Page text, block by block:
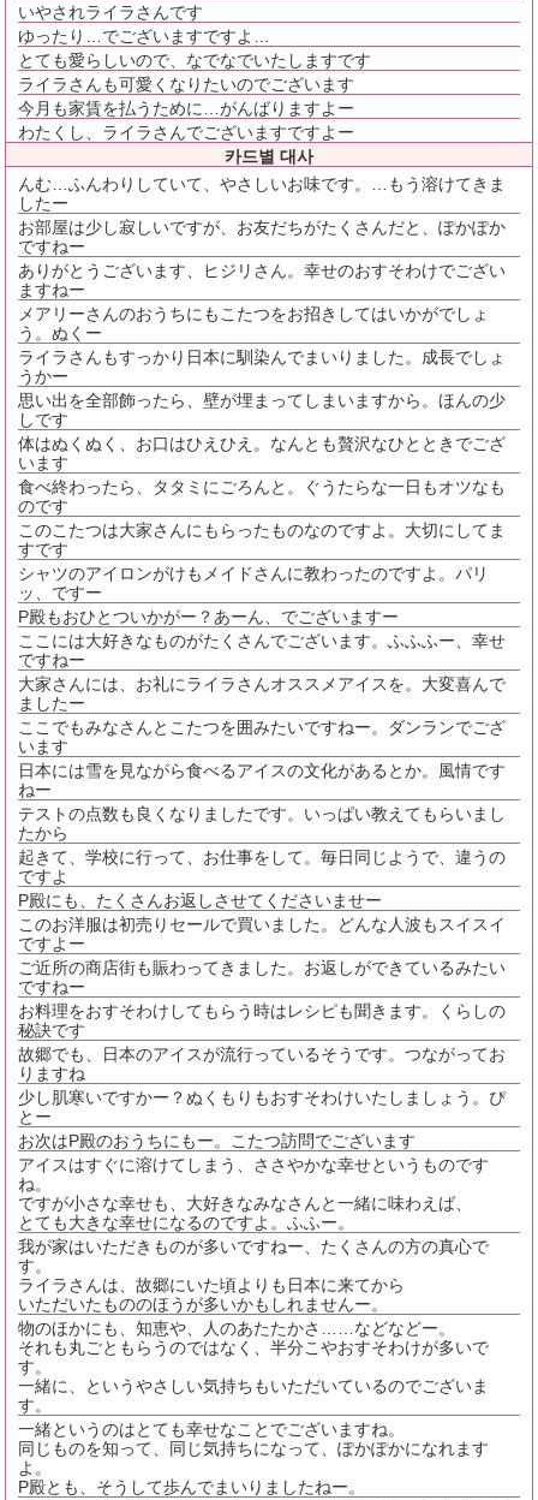
いやされライラさんです
ゆったり…でございますですよ…
とても愛らしいので、なでなでいたしますです
ライラさんも可愛くなりたいのでございます
今月も家賃を払うために…がんばりますよー
わたくし、ライラさんでございますですよー
카드별 대사
んむ…ふんわりしていて、やさしいお味です。…もう溶けてきま
したー
お部屋は少し寂しいですが、お友だちがたくさんだと、ぽかぽか
ですねー
ありがとうございます、ヒジリさん。幸せのおすそわけでござい
ますねー
メアリーさんのおうちにもこたつをお招きしてはいかがでしょ
う。ぬくー
ライラさんもすっかり日本に馴染んでまいりました。成長でしょ
うかー
思い出を全部飾ったら、壁が埋まってしまいますから。ほんの少
しです
体はぬくぬく、お口はひえひえ。なんとも贅沢なひとときでござ
います
食べ終わったら、タタミにごろんと。ぐうたらな一日もオツなも
のです
このこたつは大家さんにもらったものなのですよ。大切にしてま
すです
シャツのアイロンがけもメイドさんに教わったのですよ。パリ
ッ、ですー
P殿もおひとついかがー？あーん、でございますー
ここには大好きなものがたくさんでございます。ふふふー、幸せ
ですねー
大家さんには、お礼にライラさんオススメアイスを。大変喜んで
ましたー
ここでもみなさんとこたつを囲みたいですねー。ダンランでござ
います
日本には雪を見ながら食べるアイスの文化があるとか。風情です
ねー
テストの点数も良くなりましたです。いっぱい教えてもらいまし
たから
起きて、学校に行って、お仕事をして。毎日同じようで、違うの
ですよ
P殿にも、たくさんお返しさせてくださいませー
このお洋服は初売りセールで買いました。どんな人波もスイスイ
ですよー
ご近所の商店街も賑わってきました。お返しができているみたい
ですねー
お料理をおすそわけしてもらう時はレシピも聞きます。くらしの
秘訣です
故郷でも、日本のアイスが流行っているそうです。つながってお
りますね
少し肌寒いですかー？ぬくもりもおすそわけいたしましょう。ぴ
とー
お次はP殿のおうちにもー。こたつ訪問でございます
アイスはすぐに溶けてしまう、ささやかな幸せというものです
ね。
ですが小さな幸せも、大好きなみなさんと一緒に味わえば、
とても大きな幸せになるのですよ。ふふー。
我が家はいただきものが多いですねー、たくさんの方の真心で
す。
ライラさんは、故郷にいた頃よりも日本に来てから
いただいたもののほうが多いかもしれませんー。
物のほかにも、知恵や、人のあたたかさ……などなどー。
それも丸ごともらうのではなく、半分こやおすそわけが多いで
す。
一緒に、というやさしい気持ちもいただいているのでございま
す。
一緒というのはとても幸せなことでございますね。
同じものを知って、同じ気持ちになって、ぽかぽかになれます
よ。
P殿とも、そうして歩んでまいりましたねー。